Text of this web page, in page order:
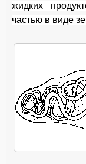
жидких
частью в виде